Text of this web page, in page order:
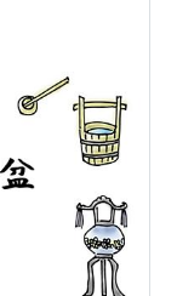
ゃくちゃ集中